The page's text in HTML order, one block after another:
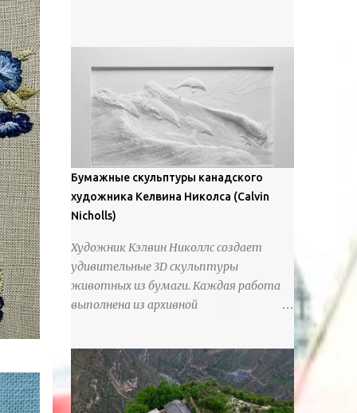
описываются индикатрисой ...
смысле, персонажи его картин
предлагают зрителям незаконченный
рассказ, который усиливается его
уникальной манерой использования
освещения". Для просмотра всех работ,
посетите страницу –
https://www.artfinder.com/artist/takayuki-
harada/about/#/
Бумажные скульптуры канадского
художника Келвина Николса (Calvin
Nicholls)
Художник Кэлвин Николлс создает
удивительные 3D скульптуры
животных из бумаги. Каждая работа
выполнена из архивной
выцветание. Николлс использует
крошечные количества клея для
закрепления отдельных деталей,